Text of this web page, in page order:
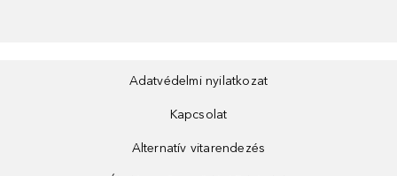
Adatvédelmi nyilatkozat
Kapcsolat
Alternatív vitarendezés